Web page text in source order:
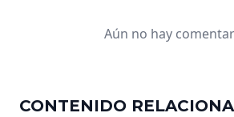
Aún no hay
CONTENIDO